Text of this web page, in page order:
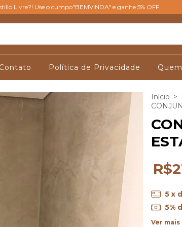
Livre?! Use o cumpo"BEMVINDA" e ganhe 5% OFF.
Contato Política de Privacidade
Início >
5 x
5%
Ver